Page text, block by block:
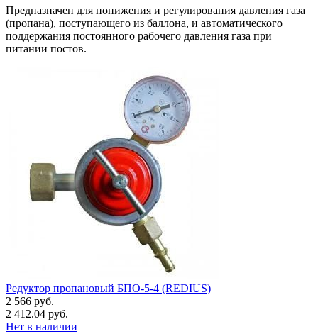
Предназначен для понижения и регулирования давления газа
(пропана), поступающего из баллона, и автоматического
поддержания постоянного рабочего давления газа при
питании постов.
Редуктор пропановый БПО-5-4 (REDIUS)
2 566 руб.
2 412.04 руб.
Нет в наличии